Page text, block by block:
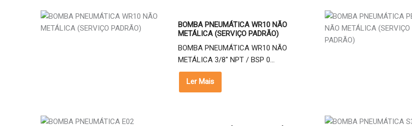
BOMBA PNEUMÁTICA WR10 NÃO
METÁLICA (SERVIÇO PADRÃO)
BOMBA PNEUMÁTICA WR10 NÃO
METÁLICA 3/8" NPT / BSP 0...
Ler Mais